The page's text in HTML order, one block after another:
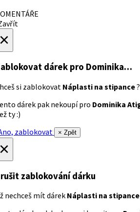
dárek pro Dominika…
si zablokovat Náplasti na stipance?
dárek pak nekoupí pro Dominika
ty :)
zablokovat
× Zpět
zablokování dárku
nechceš mít dárek Náplasti na stipance